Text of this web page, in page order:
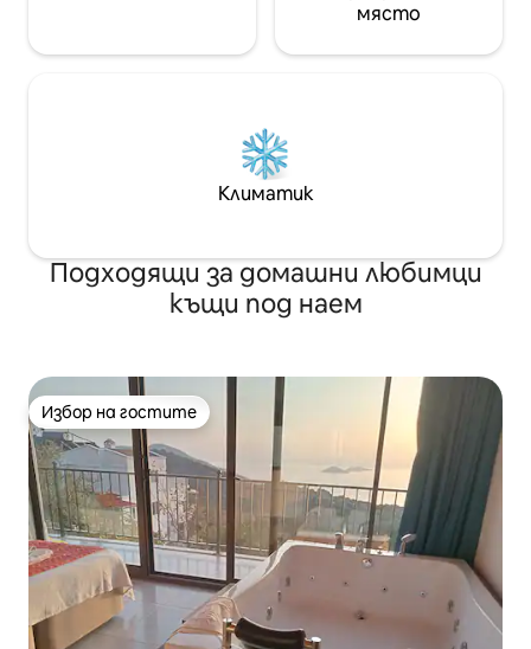
място
Климатик
Подходящи за домашни любимци
къщи под наем
Избор на гостите
Избор на гостите